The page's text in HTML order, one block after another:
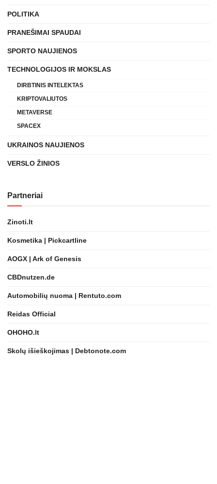
POLITIKA
PRANEŠIMAI SPAUDAI
SPORTO NAUJIENOS
TECHNOLOGIJOS IR MOKSLAS
DIRBTINIS INTELEKTAS
KRIPTOVALIUTOS
METAVERSE
SPACEX
UKRAINOS NAUJIENOS
VERSLO ŽINIOS
Partneriai
Zinoti.lt
Kosmetika | Pickcartline
AOGX | Ark of Genesis
CBDnutzen.de
Automobilių nuoma | Rentuto.com
Reidas Official
OHOHO.lt
Skolų išieškojimas | Debtonote.com